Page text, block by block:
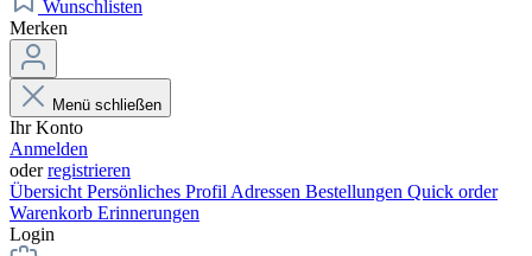
Wunschlisten
Merken
Menü schließen
Ihr Konto
Anmelden
oderregistrieren
Übersicht Persönliches Profil Adressen Bestellungen Quick order
Warenkorb Erinnerungen
Login